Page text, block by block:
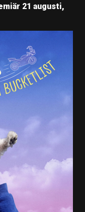
21 augusti,